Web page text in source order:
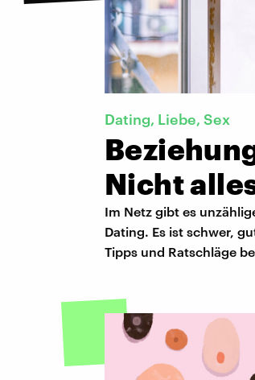
Dating, Liebe, Sex
Nicht
Im Netz gibt es
Dating. Es ist schwer,
Tipps und Ratschläge